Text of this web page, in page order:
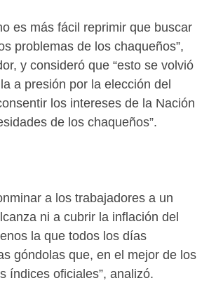
es más fácil reprimir que buscar
problemas de los chaqueños”,
y consideró que “esto se volvió
a presión por la elección del
los intereses de la Nación
de los chaqueños”.
a los trabajadores a un
ni a cubrir la inflación del
la que todos los días
góndolas que, en el mejor de los
índices oficiales”, analizó.